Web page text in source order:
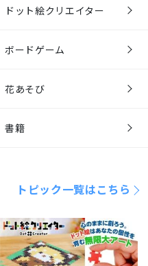
ドット絵クリエイター
ボードゲーム
花あそび
書籍
トピック一覧はこちら